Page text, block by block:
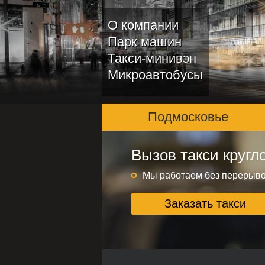
О компании
Парк машин
Такси-минивэн
Микроавтобусы
Подмосковье
Подмосковье и
Круглосуточно без
Заказать такси
Вызов такси
Мы работаем без
Заказать такси